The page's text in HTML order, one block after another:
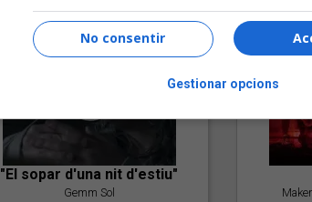
"El sopar d'una nit d'estiu"
Gemm Sol
No consentir
Gestionar opcions